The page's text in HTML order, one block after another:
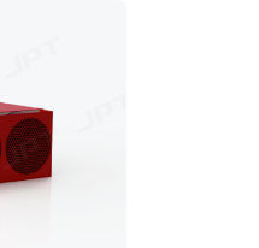
QCW-200/1000-
L2-A
QCW-300/1500-